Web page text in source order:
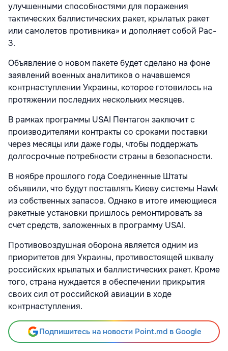
улучшенными способностями для поражения
тактических баллистических ракет, крылатых ракет
или самолетов противника» и дополняет собой Pac-
3.
Объявление о новом пакете будет сделано на фоне
заявлений военных аналитиков о начавшемся
контрнаступлении Украины, которое готовилось на
протяжении последних нескольких месяцев.
В рамках программы USAI Пентагон заключит с
производителями контракты со сроками поставки
через месяцы или даже годы, чтобы поддержать
долгосрочные потребности страны в безопасности.
В ноябре прошлого года Cоединенные Штаты
объявили, что будут поставлять Киеву системы Hawk
из собственных запасов. Однако в итоге имеющиеся
ракетные установки пришлось ремонтировать за
счет средств, заложенных в программу USAI.
Противовоздушная оборона является одним из
приоритетов для Украины, противостоящей шквалу
российских крылатых и баллистических ракет. Кроме
того, страна нуждается в обеспечении прикрытия
своих сил от российской авиации в ходе
контрнаступления.
Подпишитесь на новости Point.md в Google